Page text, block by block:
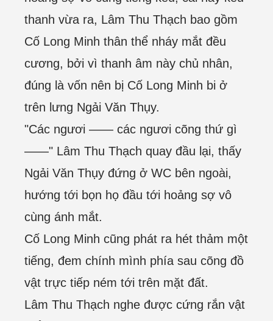
thanh vừa ra, Lâm Thu Thạch bao gồm
Cố Long Minh thân thể nháy mắt đều
cương, bởi vì thanh âm này chủ nhân,
đúng là vốn nên bị Cố Long Minh bi ở
trên lưng Ngải Văn Thụy.
"Các ngươi —— các ngươi cõng thứ gì
——" Lâm Thu Thạch quay đầu lại, thấy
Ngải Văn Thụy đứng ở WC bên ngoài,
hướng tới bọn họ đầu tới hoảng sợ vô
cùng ánh mắt.
Cố Long Minh cũng phát ra hét thảm một
tiếng, đem chính mình phía sau cõng đồ
vật trực tiếp ném tới trên mặt đất.
Lâm Thu Thạch nghe được cứng rắn vật